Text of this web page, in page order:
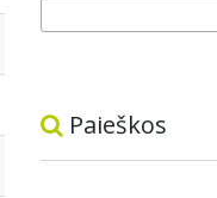
Paieškos